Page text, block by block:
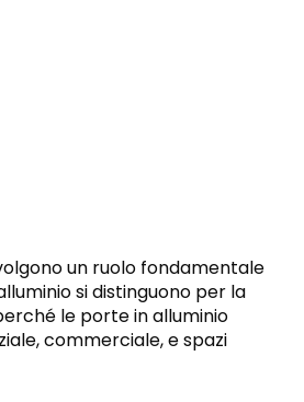
un ruolo fondamentale
si distinguono per la
le porte in alluminio
commerciale, e spazi